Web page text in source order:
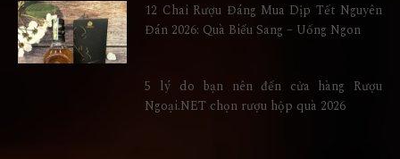
12 Chai Rượu Đáng Mua Dịp Tết Nguyên
Đán 2026: Quà Biếu Sang – Uống Ngon
5 lý do bạn nên đến cửa hàng Rượu
Ngoại.NET chọn rượu hộp quà 2026